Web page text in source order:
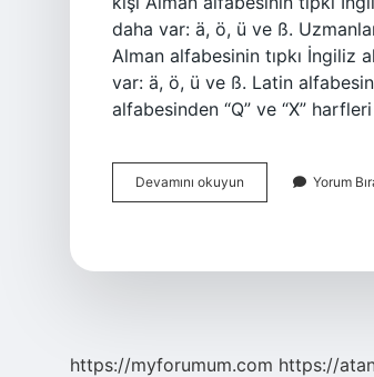
daha var: ä, ö, ü ve ß.
Alman alfabesinin tıpkı
var: ä, ö, ü ve ß. Latin
alfabesinden “Q” ve “X”
Devamını okuyun
Harfi
Yorum
https://myforumum.com https://